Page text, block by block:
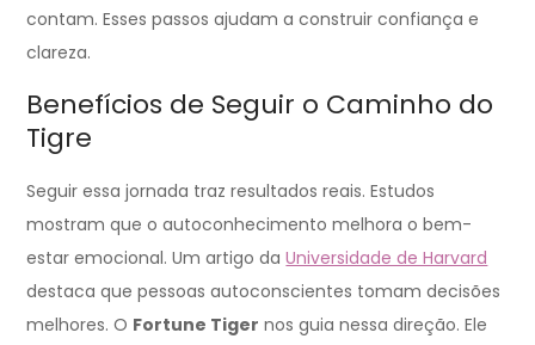
contam. Esses passos ajudam a construir confiança e
clareza.
Benefícios de Seguir o Caminho do
Tigre
Seguir essa jornada traz resultados reais. Estudos
mostram que o autoconhecimento melhora o bem-
estar emocional. Um artigo daUniversidade de Harvard
destaca que pessoas autoconscientes tomam decisões
melhores. O Fortune Tiger nos guia nessa direção. Ele